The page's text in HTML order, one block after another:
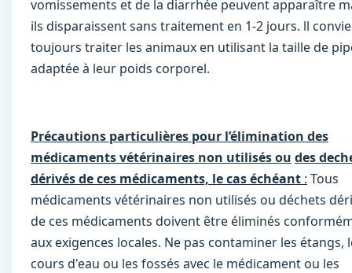
vomissements et de la diarrhée peuvent apparaître
ils disparaissent sans traitement en 1-2 jours. ll
toujours traiter les animaux en utilisant la taille de
adaptée à leur poids corporel.
Précautions particulières pour l’élimination des
médicaments vétérinaires non utilisés ou des
dérivés de ces médicaments, le cas échéant : Tous
médicaments vétérinaires non utilisés ou déchets
de ces médicaments doivent être éliminés
aux exigences locales. Ne pas contaminer les étangs,
cours d'eau ou les fossés avec le médicament ou les